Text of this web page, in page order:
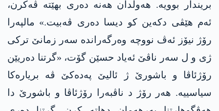
بریندار بوویە. ھەولدان ھەنە دەری بهێتە ڤەکرن،
ئەم ھێڤی دکەین کو دیسا دەری ڤەبیت.» مالپەرا
رۆژ نیۆز ئەڤ نووچە وەرگەراندە سەر زمانێ ترکی
ژی و ل سەر ناڤێ ئەیاد حسێن گۆت، «گرتنا دەریێن
رۆژئاڤا و باشورێ ژ ئالیێ پەدەکێ ڤە بریارەکا
سیاسییە. ھەر رۆژ د ناڤبەرا رۆژئاڤا و باشورێ دا